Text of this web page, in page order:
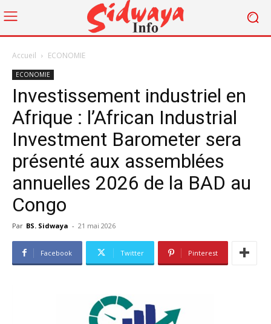
Accueil ECONOMIE
ECONOMIE
Investissement industriel en
Afrique : l’African Industrial
Investment Barometer sera
présenté aux assemblées
annuelles 2026 de la BAD au
Congo
Par BS. Sidwaya - 21 mai 2026
Facebook Twitter Pinterest